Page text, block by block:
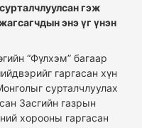
гэж
энэ үг үнэн
“Фүлхэм” багаар
гаргасан хүн
сурталчлуулах
Засгийн газрын
хорооны гаргасан